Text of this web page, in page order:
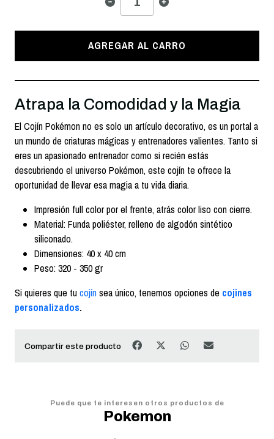
AGREGAR AL CARRO
Atrapa la Comodidad y la Magia
El Cojín Pokémon no es solo un artículo decorativo, es un portal a
un mundo de criaturas mágicas y entrenadores valientes. Tanto si
eres un apasionado entrenador como si recién estás
descubriendo el universo Pokémon, este cojín te ofrece la
oportunidad de llevar esa magia a tu vida diaria.
Impresión full color por el frente, atrás color liso con cierre.
Material: Funda poliéster, relleno de algodón sintético
siliconado.
Dimensiones: 40 x 40 cm
Peso: 320 - 350 gr
Si quieres que tucojín sea único, tenemos opciones de cojines
personalizados.
Compartir este producto
Puede que te interesen otros productos de
Pokemon